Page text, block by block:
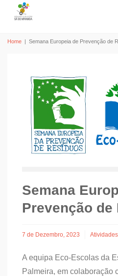
Home | Semana Europeia de Prevenção de
Semana
Prevenção de
7 de Dezembro, 2023 Atividades
A equipa Eco-Escolas da
Palmeira, em colaboração